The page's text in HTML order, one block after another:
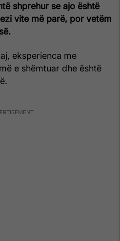
shprehur se ajo është
vite më parë, por vetëm
eksperienca me
e shëmtuar dhe është